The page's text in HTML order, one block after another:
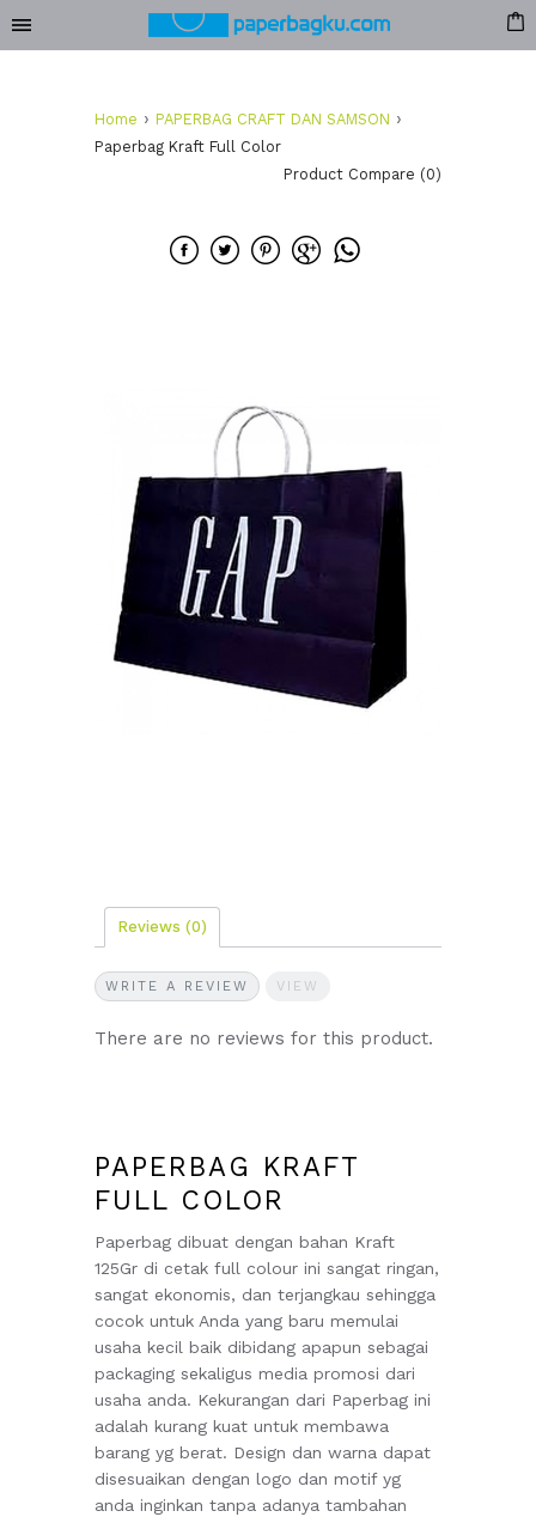
Home › PAPERBAG CRAFT DAN SAMSON ›
Paperbag Kraft Full Color
Product Compare (0)
Reviews (0)
WRITE A REVIEW VIEW
There are no reviews for this product.
PAPERBAG KRAFT
FULL COLOR
Paperbag dibuat dengan bahan Kraft
125Gr di cetak full colour ini sangat ringan,
sangat ekonomis, dan terjangkau sehingga
cocok untuk Anda yang baru memulai
usaha kecil baik dibidang apapun sebagai
packaging sekaligus media promosi dari
usaha anda. Kekurangan dari Paperbag ini
adalah kurang kuat untuk membawa
barang yg berat. Design dan warna dapat
disesuaikan dengan logo dan motif yg
anda inginkan tanpa adanya tambahan